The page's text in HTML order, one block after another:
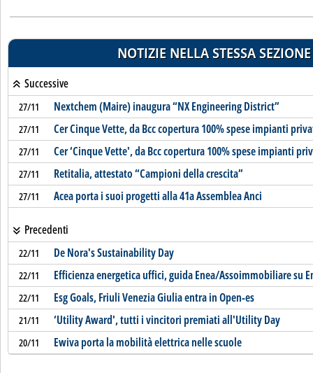
NOTIZIE NELLA STESSA SEZIONE
Successive
27/11 Nextchem (Maire) inaugura “NX Engineering District”
27/11 Cer Cinque Vette, da Bcc copertura 100% spese impianti
27/11 Cer ‘Cinque Vette', da Bcc copertura 100% spese impianti
27/11 Retitalia, attestato “Campioni della crescita”
27/11 Acea porta i suoi progetti alla 41a Assemblea Anci
Precedenti
22/11 De Nora's Sustainability Day
22/11 Efficienza energetica uffici, guida Enea/Assoimmobiliare su
22/11 Esg Goals, Friuli Venezia Giulia entra in Open-es
21/11 ‘Utility Award', tutti i vincitori premiati all'Utility Day
20/11 Ewiva porta la mobilità elettrica nelle scuole